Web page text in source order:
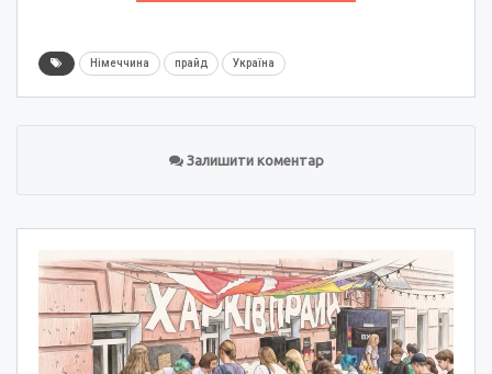
Німеччина прайд Україна
Залишити коментар